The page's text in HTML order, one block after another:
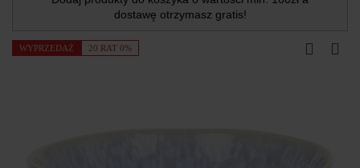
dostawę otrzymasz gratis!
WYPRZEDAŻ 20 RAT 0%